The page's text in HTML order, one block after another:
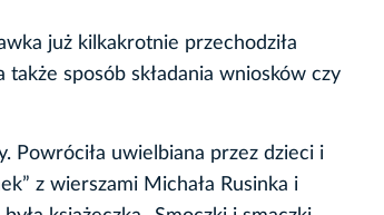
już kilkakrotnie przechodziła
sposób składania wniosków czy
Powróciła uwielbiana przez dzieci i
z wierszami Michała Rusinka i